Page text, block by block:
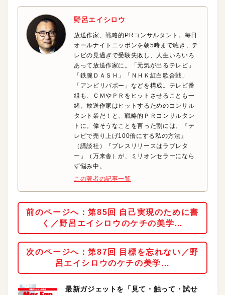
野呂エイシロウ
放送作家、戦略的PRコンサルタント。毎日
オールナイトニッポンを朝5時まで聴き、テ
レビの見過ぎで受験失敗し、人生いろいろ
あって放送作家に。「元気が出るテレビ」
「鉄腕ＤＡＳＨ」「ＮＨＫ紅白歌合戦」
「アンビリバボー」などを構成。テレビ番
組も、ＣＭやＰＲをヒットさせることも一
緒。放送作家はヒットするためのコンサル
タント業だ！と、戦略的ＰＲコンサルタン
トに。偉そうなことを言った割には、『テ
レビで売り上げ100倍にする私の方法』
（講談社）『プレスリリースはラブレタ
ー』（万来舎）が、ミリオンセラーになら
ず悩み中。
この著者の記事一覧
前のページへ：第85回 自己実現のために書
く／野呂エイシロウのケチの美学…
次のページへ：第87回 目標を忘れない／野
呂エイシロウのケチの美学…
最新ガジェットを「見て・触って・試せ